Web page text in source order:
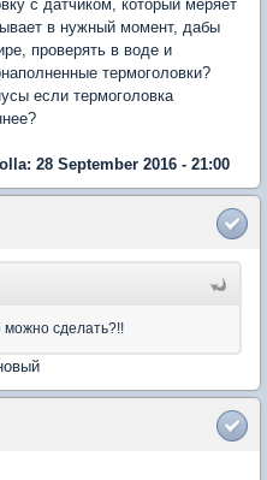
с датчиком, который меряет
в нужный момент, дабы
проверять в воде и
термоголовки?
если термоголовка
28 September 2016 - 21:00
можно сделать?!!